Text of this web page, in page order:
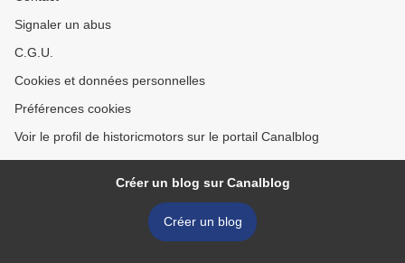
Signaler un abus
C.G.U.
Cookies et données personnelles
Préférences cookies
Voir le profil de historicmotors sur le portail Canalblog
Créer un blog sur Canalblog
Créer un blog